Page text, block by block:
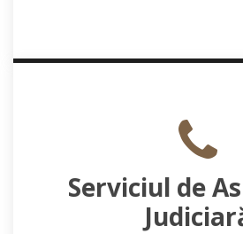
Serviciul de